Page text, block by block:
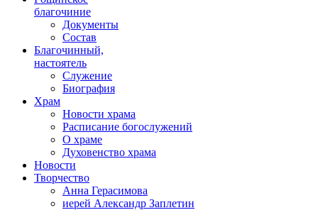
благочиние
Документы
Состав
Благочинный,
настоятель
Служение
Биография
Храм
Новости храма
Расписание богослужений
О храме
Духовенство храма
Новости
Творчество
Анна Герасимова
иерей Александр Заплетин